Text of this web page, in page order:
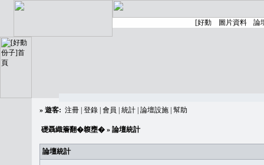
» 遊客: 注冊 登錄 會員 統計 論壇設施 幫助
礎聶織簷翻�䪖壅� » 論壇統計
論壇統計